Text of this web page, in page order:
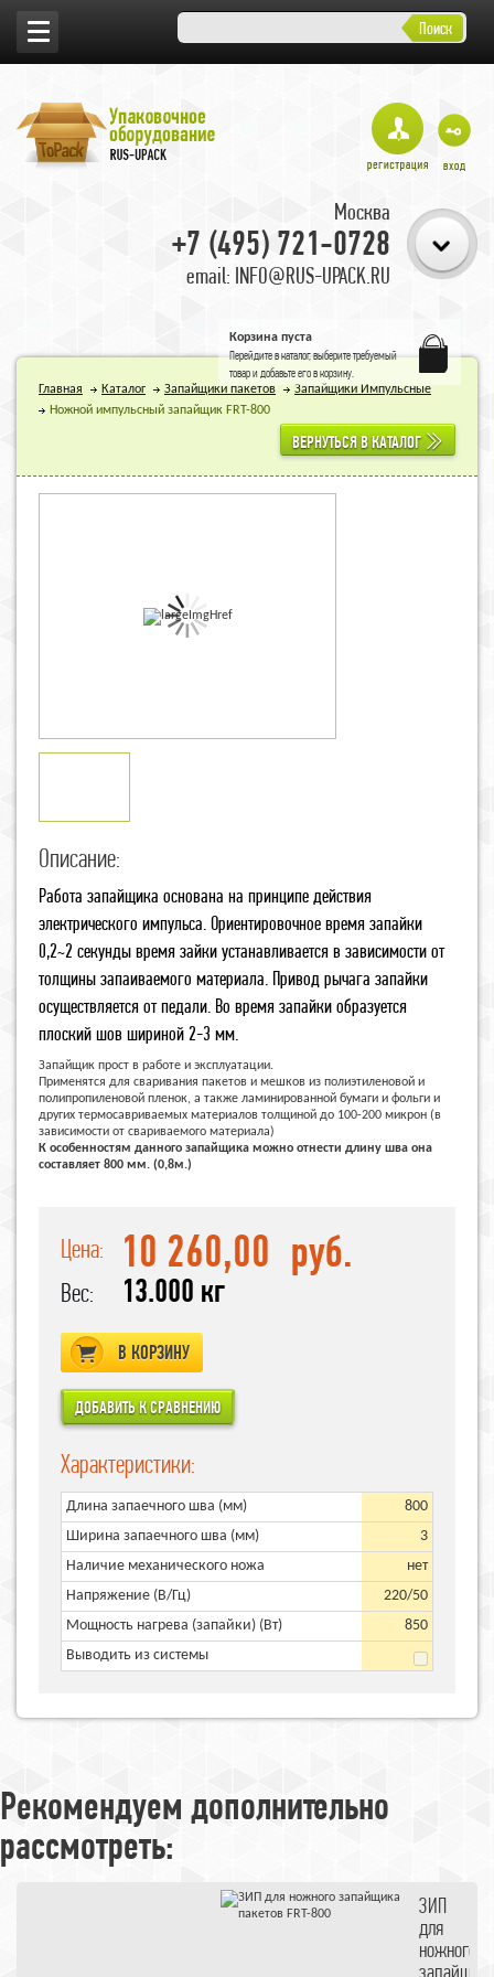
Поиск
Москва
+7 (495) 721-0728
email: INFO@RUS-UPACK.RU
Корзина пуста
Перейдите вкаталог, выберите требуемый
товар и добавьте его в корзину.
Главная Каталог Запайщики пакетов
Запайщики Импульсные
Ножной импульсный запайщик FRT-800
ВЕРНУТЬСЯ В КАТАЛОГ
Описание:
Работа запайщика основана на принципе действия
электрического импульса. Ориентировочное время запайки
0,2~2 секунды время зайки устанавливается в зависимости от
толщины запаиваемого материала. Привод рычага запайки
осуществляется от педали. Во время запайки образуется
плоский шов шириной 2-3 мм.
Запайщик прост в работе и эксплуатации.
Применятся для сваривания пакетов и мешков из полиэтиленовой и
полипропиленовой пленок, а также ламинированной бумаги и фольги и
других термосавриваемых материалов толщиной до 100-200 микрон (в
зависимости от свариваемого материала)
К особенностям данного запайщика можно отнести длину шва она
составляет 800 мм. (0,8м.)
Цена: 10 260,00 руб.
Вес: 13.000 кг
В КОРЗИНУ
Характеристики:
Длина запаечного шва (мм)
800
Ширина запаечного шва (мм)
3
Наличие механического ножа
нет
Напряжение (В/Гц)
220/50
Мощность нагрева (запайки) (Вт)
850
Выводить из системы
Рекомендуем дополнительно
рассмотреть:
ЗИП
для
ножного